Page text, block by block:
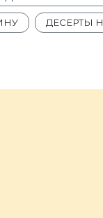
ДЕСЕРТЫ